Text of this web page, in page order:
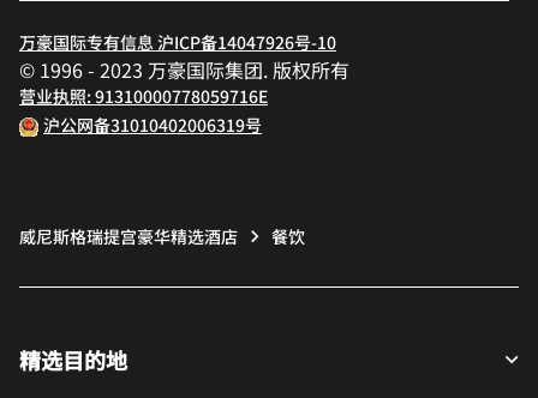
万豪国际专有信息 沪ICP备14047926号-10
© 1996 - 2023 万豪国际集团. 版权所有
营业执照: 91310000778059716E
沪公网备31010402006319号
威尼斯格瑞提宫豪华精选酒店 餐饮
精选目的地